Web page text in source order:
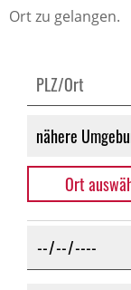
Ort zu gelangen.